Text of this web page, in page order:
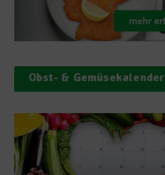
Obst- & Gemüsekalender